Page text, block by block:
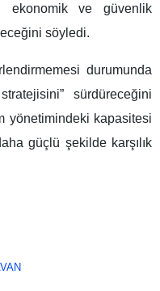
ekonomik ve güvenlik
söyledi.
durumunda
sürdüreceğini
yönetimindeki kapasitesi
güçlü şekilde karşılık